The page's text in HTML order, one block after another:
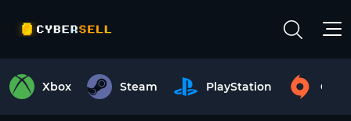
Xbox Steam PlayStation